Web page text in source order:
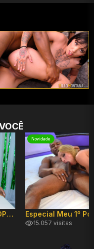
Kim raridade meteu 2 golaços em DP hard!
Novidade
15.057 visitas